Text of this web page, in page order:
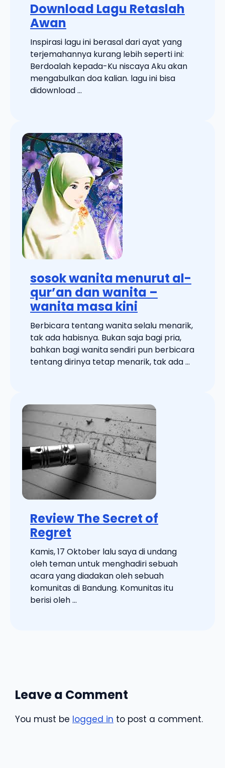
Download Lagu Retaslah
Awan
Inspirasi lagu ini berasal dari ayat yang
terjemahannya kurang lebih seperti ini:
Berdoalah kepada-Ku niscaya Aku akan
mengabulkan doa kalian. lagu ini bisa
didownload ...
sosok wanita menurut al-
qur’an dan wanita –
wanita masa kini
Berbicara tentang wanita selalu menarik,
tak ada habisnya. Bukan saja bagi pria,
bahkan bagi wanita sendiri pun berbicara
tentang dirinya tetap menarik, tak ada ...
Review The Secret of
Regret
Kamis, 17 Oktober lalu saya di undang
oleh teman untuk menghadiri sebuah
acara yang diadakan oleh sebuah
komunitas di Bandung. Komunitas itu
berisi oleh ...
Leave a Comment
You must be logged in to post a comment.